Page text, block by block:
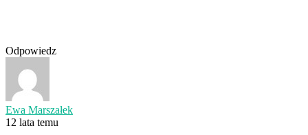
Odpowiedz
Ewa Marszałek
12 lata temu